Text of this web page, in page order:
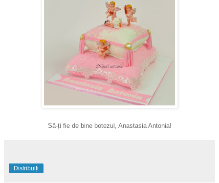
Să-ți fie de bine botezul, Anastasia Antonia!
Distribuiți